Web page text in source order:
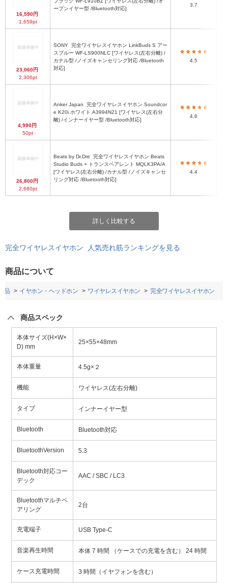
16,590円
1,659pt
ープンイヤー型 /Bluetooth対応]
3.7
23,060円
2,306pt
SONY
スブルー WF-LS900NLC [ワイヤレス(左右分離) /
カナル型 /ノイズキャンセリング対応 /Bluetooth
対応]
4.5
4,990円
50pt
Anker Japan
e K20i ホワイト A3994N21 [ワイヤレス(左右分
離) /インナーイヤー型 /Bluetooth対応]
4.6
26,800円
2,680pt
Beats by Dr.Dre
Studio Buds + トランスペアレント MQLK3PA/A
[ワイヤレス(左右分離) /カナル型 /ノイズキャンセ
リング対応 /Bluetooth対応]
4.4
詳しく比較する
完全ワイヤレスイヤホン 人気売れ筋ランキングを見る
商品について
品 イヤホン・ヘッドホン ワイヤレスイヤホン 完全ワイヤレスイヤホン
商品スペック
本体サイズ(H×W×
D) mm
25×55×48mm
本体重量 4.5g×２
機能 ワイヤレス(左右分離)
タイプ インナーイヤー型
Bluetooth Bluetooth対応
BluetoothVersion 5.3
Bluetooth対応コー
デック
AAC / SBC / LC3
Bluetoothマルチペ
アリング
2台
充電端子 USB Type-C
音楽再生時間 本体 7 時間 （ケースでの充電を含む） 24 時間
ケース充電時間 3 時間（イヤフォンを含む）